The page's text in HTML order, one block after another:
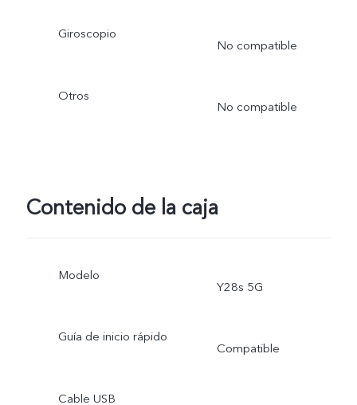
Giroscopio
No compatible
Otros
No compatible
Contenido de la caja
Modelo
Y28s 5G
Guía de inicio rápido
Compatible
Cable USB